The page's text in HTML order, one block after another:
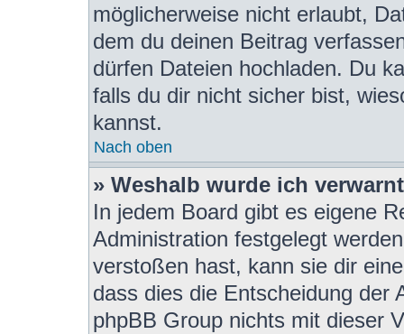
möglicherweise nicht erlaubt,
dem du deinen Beitrag
dürfen Dateien hochladen. Du
falls du dir nicht sicher bist,
kannst.
Nach oben
» Weshalb wurde ich
In jedem Board gibt es eigene
Administration festgelegt
verstoßen hast, kann sie dir
dass dies die Entscheidung der
phpBB Group nichts mit dieser